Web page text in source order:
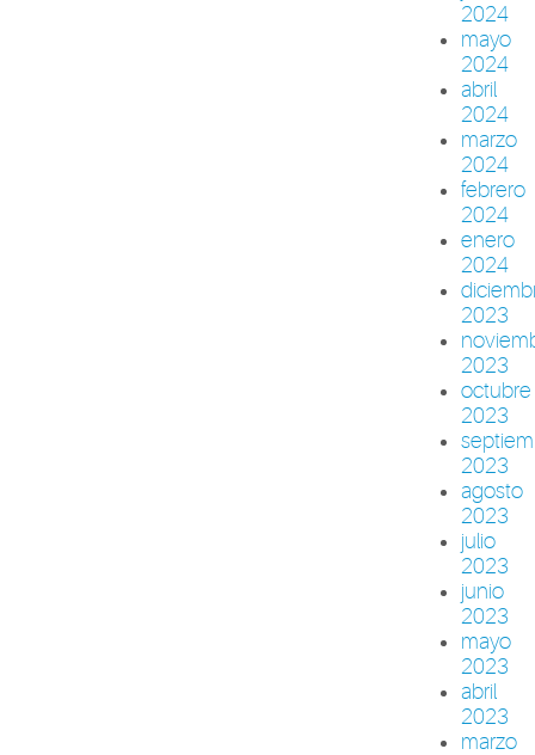
2024
mayo
2024
abril
2024
marzo
2024
febrero
2024
enero
2024
2023
2023
octubre
2023
2023
agosto
2023
julio
2023
junio
2023
mayo
2023
abril
2023
marzo